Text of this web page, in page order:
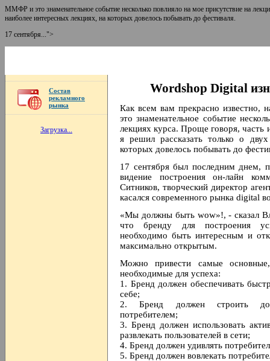
ММФР и это знаменательное событие несколько повлияло на мое присутствие на
наиболее интересных лекциях, на которых довелось побывать до фестиваля.
17 сентября...">
Состав
рекламного
рынка
Загрузка...
Wordshop Digital
Как всем вам прекрасно
это знаменательное событие
лекциях курса. Проще говоря, часть
я решил рассказать только о
которых довелось побывать до
17 сентября был последним днем,
видение построения он-лайн
Ситников, творческий директор
касался современного рынка digital
«Мы должны быть wow»!, - сказал
что бренду для построения
необходимо быть интересным и
максимально открытым.
Можно привести самые
необходимые для успеха:
1. Бренд должен обеспечивать
себе;
2. Бренд должен строить
потребителем;
3. Бренд должен использовать
развлекать пользователей в сети;
4. Бренд должен удивлять
5. Бренд должен вовлекать